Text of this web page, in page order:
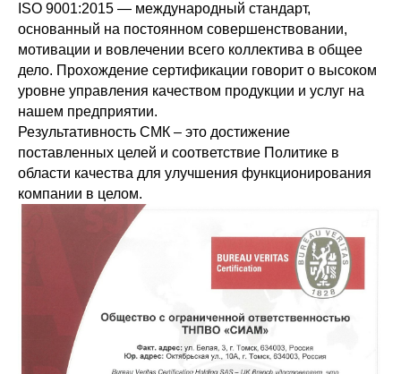
ISO 9001:2015 — международный стандарт,
основанный на постоянном совершенствовании,
мотивации и вовлечении всего коллектива в общее
дело. Прохождение сертификации говорит о высоком
уровне управления качеством продукции и услуг на
нашем предприятии.
Результативность СМК – это достижение
поставленных целей и соответствие Политике в
области качества для улучшения функционирования
компании в целом.